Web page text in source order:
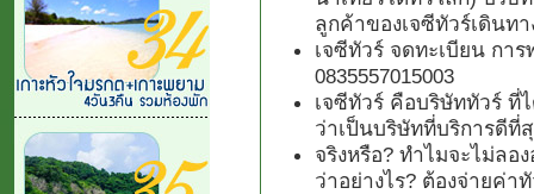
ลูกค้าของเจซีทัวร์เดินทา
เจซีทัวร์ จดทะเบียน กา
0835557015003
เจซีทัวร์ คือบริษัททัวร์ ที่
ว่าเป็นบริษัทที่บริการดีที่
จริงหรือ? ทำไมจะไม่ลอ
ว่าอย่างไร? ต้องจ่ายค่